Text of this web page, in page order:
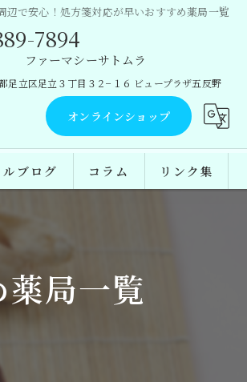
辺で安心！処方箋対応が早いおすすめ薬局一覧
7894
ファーマシーサトムラ
足立区足立３丁目３２−１６ ビュープラザ五反野
オンラインショップ
ブログ コラム リンク集
局一覧